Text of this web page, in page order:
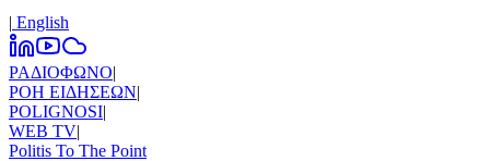
| Εnglish
ΡΑΔΙΟΦΩΝΟ|
ΡΟΗ ΕΙΔΗΣΕΩΝ|
POLIGNOSI|
WEB TV|
Politis To The Point